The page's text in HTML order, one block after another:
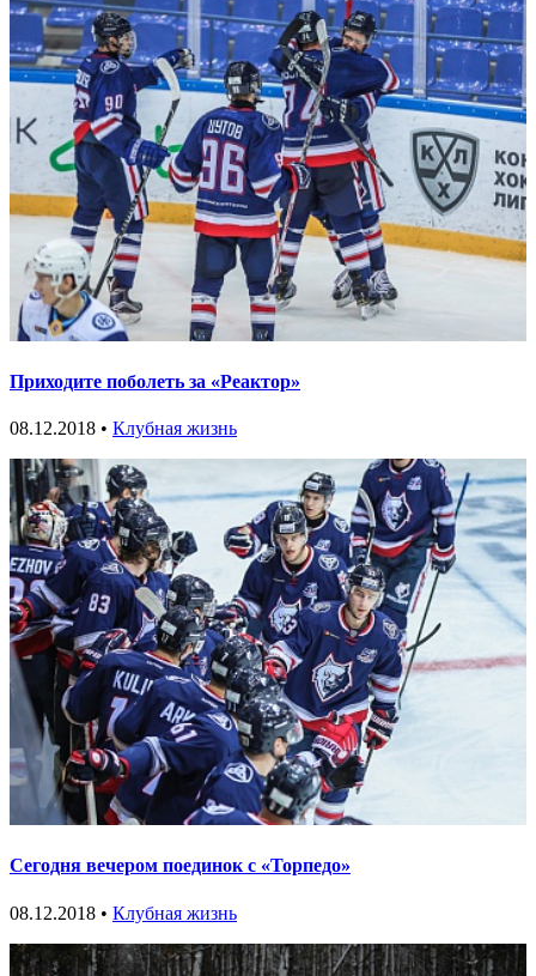
Приходите поболеть за «Реактор»
08.12.2018 • Клубная жизнь
Сегодня вечером поединок с «Торпедо»
08.12.2018 • Клубная жизнь